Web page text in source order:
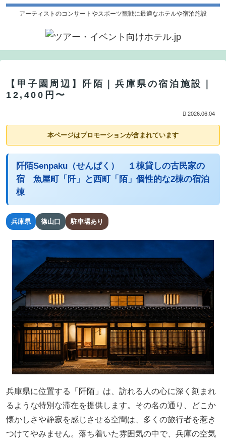
アーティストのコンサートやスポーツ観戦に最適なホテルや宿泊施設
【甲子園周辺】阡陌｜兵庫県の宿泊施設｜
12,400円〜
2026.06.04
本ページはプロモーションが含まれています
阡陌Senpaku（せんぱく） １棟貸しの古民家の
宿 魚屋町「阡」と西町「陌」個性的な2棟の宿泊
棟
兵庫県 篠山口 駐車場あり
兵庫県に位置する「阡陌」は、訪れる人の心に深く刻まれ
るような特別な滞在を提供します。その名の通り、どこか
懐かしさや静寂を感じさせる空間は、多くの旅行者を惹き
つけてやみません。落ち着いた雰囲気の中で、兵庫の空気